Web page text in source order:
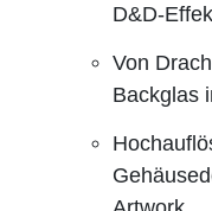
D&D-
Von
Backglas